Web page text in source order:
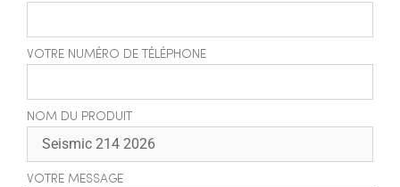
VOTRE NUMÉRO DE TÉLÉPHONE
NOM DU PRODUIT
VOTRE MESSAGE